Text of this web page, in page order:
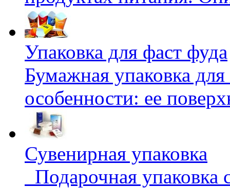
Упаковка для фаст фуда
Бумажная упаковка
особенности: ее
Сувенирная упаковка
Подарочная упаковка